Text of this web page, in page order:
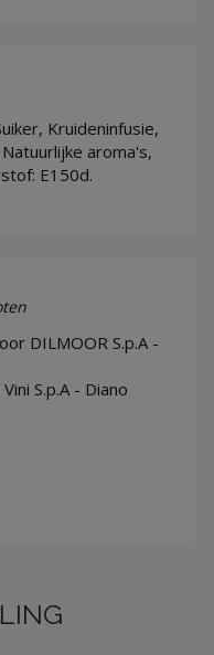
Kruideninfusie,
aroma's,
E150d.
DILMOOR S.p.A -
S.p.A - Diano